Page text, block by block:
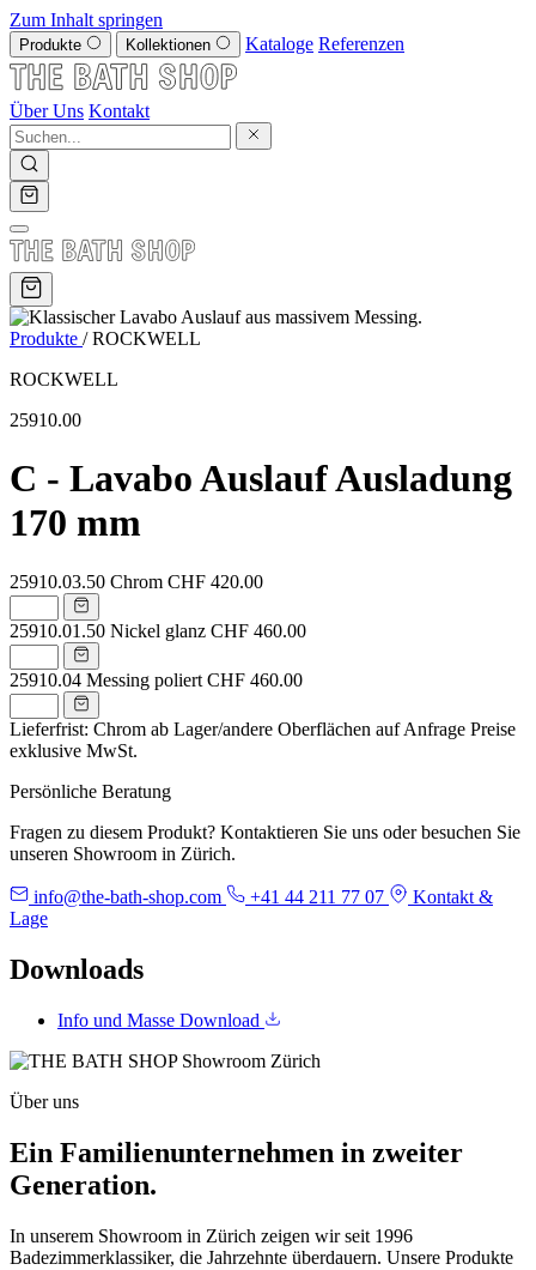
Zum Inhalt springen
Produkte Kollektionen Kataloge Referenzen
Über Uns Kontakt
Produkte / ROCKWELL
ROCKWELL
25910.00
C - Lavabo Auslauf Ausladung
170 mm
25910.03.50 Chrom CHF 420.00
25910.01.50 Nickel glanz CHF 460.00
25910.04 Messing poliert CHF 460.00
Lieferfrist: Chrom ab Lager/andere Oberflächen auf Anfrage Preise
exklusive MwSt.
Persönliche Beratung
Fragen zu diesem Produkt? Kontaktieren Sie uns oder besuchen Sie
unseren Showroom in Zürich.
info@the-bath-shop.com +41 44 211 77 07
Kontakt &
Lage
Downloads
Info und Masse Download
Über uns
Ein Familienunternehmen in zweiter
Generation.
In unserem Showroom in Zürich zeigen wir seit 1996
Badezimmerklassiker, die Jahrzehnte überdauern. Unsere Produkte